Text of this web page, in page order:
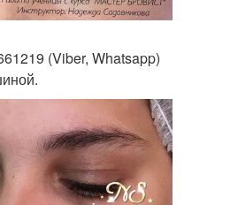
(Viber, Whatsapp)